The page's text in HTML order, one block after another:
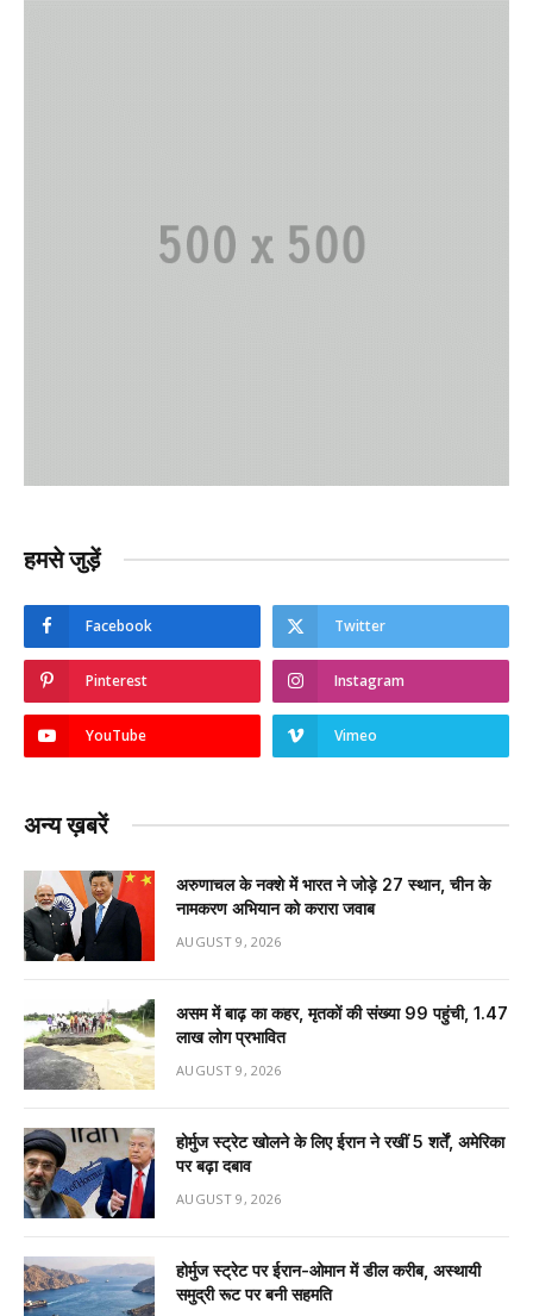
हमसे जुड़ें
Facebook Twitter
Pinterest Instagram
YouTube Vimeo
अन्य ख़बरें
अरुणाचल के नक्शे में भारत ने जोड़े 27 स्थान, चीन के
नामकरण अभियान को करारा जवाब
AUGUST 9, 2026
असम में बाढ़ का कहर, मृतकों की संख्या 99 पहुंची, 1.47
लाख लोग प्रभावित
AUGUST 9, 2026
होर्मुज स्ट्रेट खोलने के लिए ईरान ने रखीं 5 शर्तें, अमेरिका
पर बढ़ा दबाव
AUGUST 9, 2026
होर्मुज स्ट्रेट पर ईरान-ओमान में डील करीब, अस्थायी
समुद्री रूट पर बनी सहमति